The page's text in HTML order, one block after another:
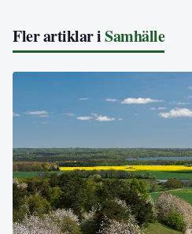
Fler artiklar iSamhälle